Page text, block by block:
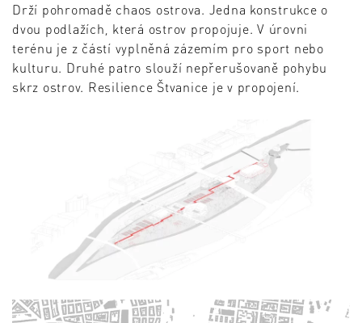
Drží pohromadě chaos ostrova. Jedna konstrukce o
dvou podlažích, která ostrov propojuje. V úrovni
terénu je z částí vyplněná zázemím pro sport nebo
kulturu. Druhé patro slouží nepřerušovaně pohybu
skrz ostrov. Resilience Štvanice je v propojení.